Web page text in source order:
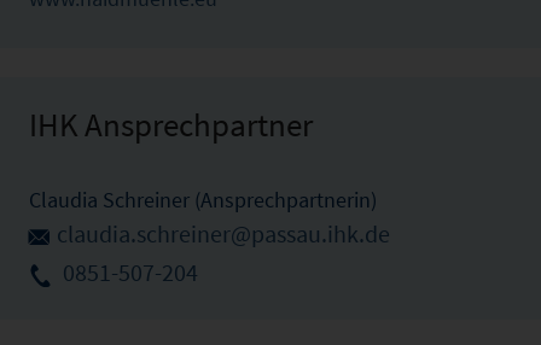
IHK Ansprechpartner
Claudia Schreiner (Ansprechpartnerin)
claudia.schreiner@passau.ihk.de
0851-507-204